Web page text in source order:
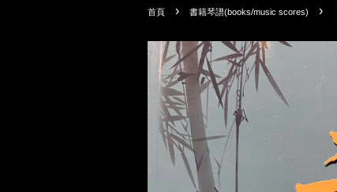
首頁 › 書籍琴譜(books/music scores) ›